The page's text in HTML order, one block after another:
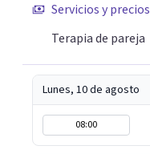
Servicios y precios
Terapia de pareja
Lunes, 10 de agosto
08:00